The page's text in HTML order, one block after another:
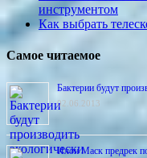
инструментом
Как выбрать
Самое читаемое
Бактерии будут
02.06.2013
Илон Маск предрек